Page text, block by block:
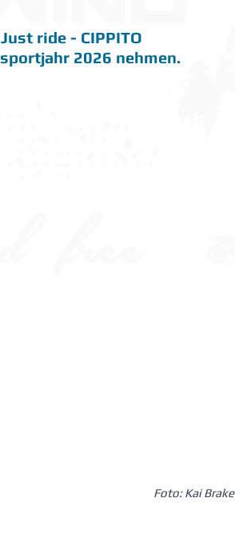
ride - CIPPITO
2026 nehmen.
Foto: Kai Brake